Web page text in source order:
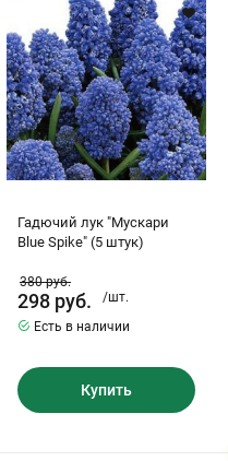
Spike"
(5
штук)
Гадючий лук "Мускари
Blue Spike" (5 штук)
380руб.
298 руб.
/шт.
Есть в наличии
Купить